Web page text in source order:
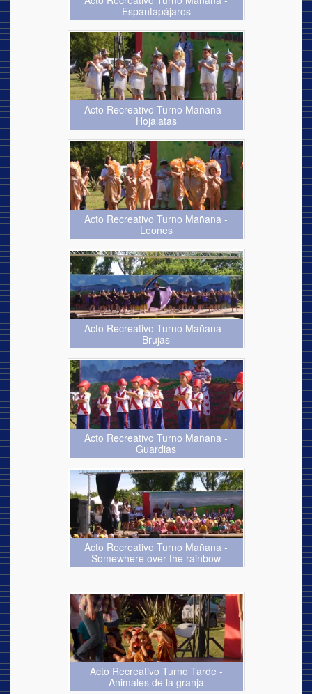
Espantapájaros
Acto Recreativo Turno Mañana -
Hojalatas
Acto Recreativo Turno Mañana -
Leones
Acto Recreativo Turno Mañana -
Brujas
Acto Recreativo Turno Mañana -
Guardias
Acto Recreativo Turno Mañana -
Somewhere over the rainbow
Acto Recreativo Turno Tarde -
Animales de la granja